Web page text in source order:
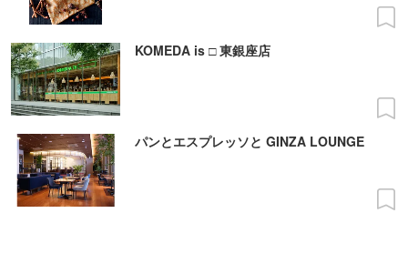
KOMEDA is □ 東銀座店
パンとエスプレッソと GINZA LOUNGE